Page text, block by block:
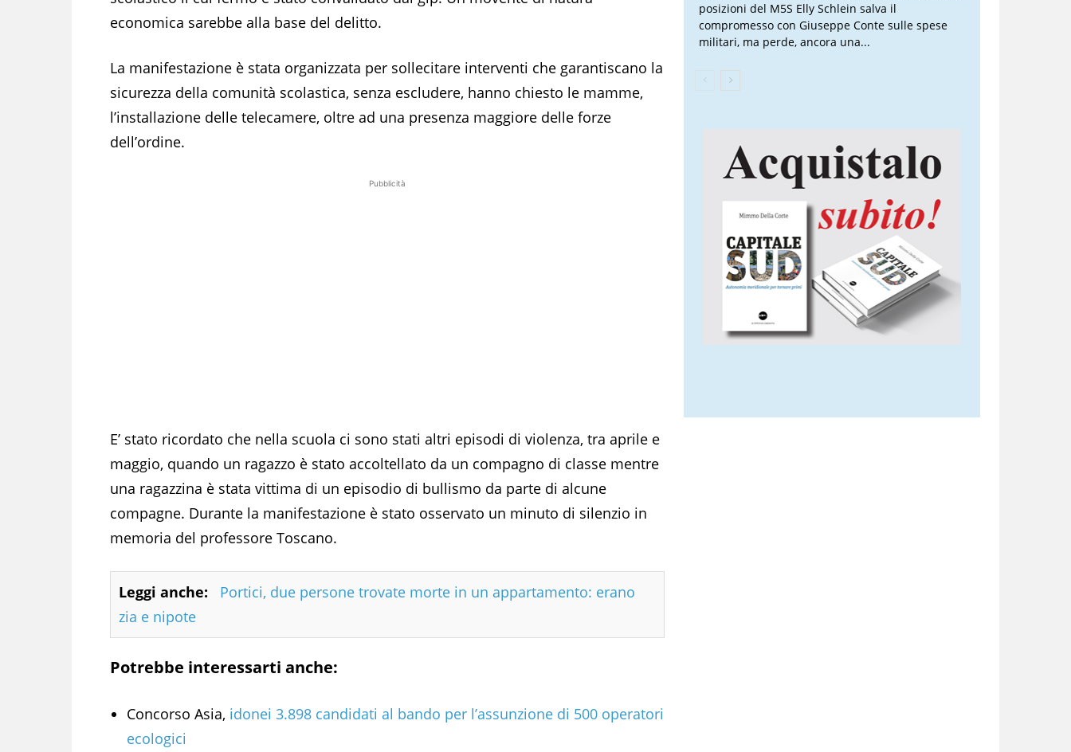
economica sarebbe alla base del delitto.
La manifestazione è stata organizzata per sollecitare interventi che garantiscano la
sicurezza della comunità scolastica, senza escludere, hanno chiesto le mamme,
l’installazione delle telecamere, oltre ad una presenza maggiore delle forze
dell’ordine.
Pubblicità
E’ stato ricordato che nella scuola ci sono stati altri episodi di violenza, tra aprile e
maggio, quando un ragazzo è stato accoltellato da un compagno di classe mentre
una ragazzina è stata vittima di un episodio di bullismo da parte di alcune
compagne. Durante la manifestazione è stato osservato un minuto di silenzio in
memoria del professore Toscano.
Leggi anche:
Portici, due persone trovate morte in un appartamento: erano
zia e nipote
Potrebbe interessarti anche:
Concorso Asia, idonei 3.898 candidati al bando per l’assunzione di 500 operatori
ecologici
posizioni del M5S Elly Schlein salva il
compromesso con Giuseppe Conte sulle spese
militari, ma perde, ancora una...